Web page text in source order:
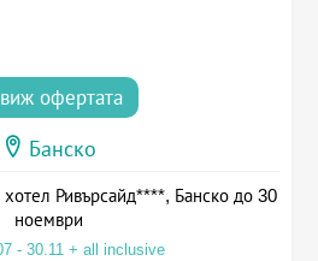
виж офертата
Банско
Ривърсайд****, Банско до 30
ноември
- 30.11 + all inclusive